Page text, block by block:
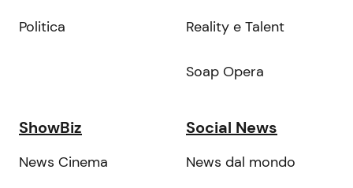
Politica Reality e Talent
Soap Opera
ShowBiz
News Cinema
Social News
News dal mondo